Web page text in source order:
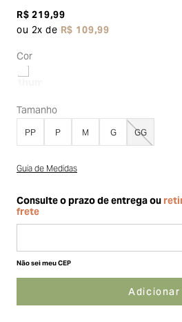
R$219,99
ou 2x de R$ 109,99
Cor
Tamanho
PP P M G GG
Guia de Medidas
Não sei meu CEP